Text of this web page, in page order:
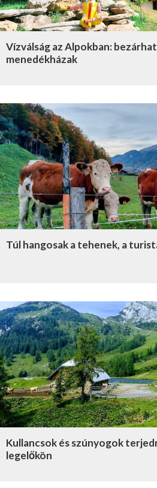
Vízválság az Alpokban:
menedékházak
Túl hangosak a tehenek, a
Kullancsok és szúnyogok
legelőkön